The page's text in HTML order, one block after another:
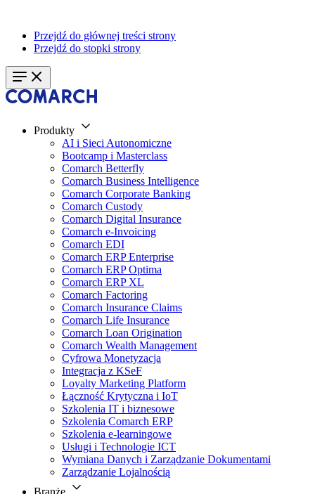
Przejdź do głównej treści strony
Przejdź do stopki strony
Produkty
AI i Sieci Autonomiczne
Bootcamp i Masterclass
Comarch Betterfly
Comarch Business Intelligence
Comarch Corporate Banking
Comarch Custody
Comarch Digital Insurance
Comarch e-Invoicing
Comarch EDI
Comarch ERP Enterprise
Comarch ERP Optima
Comarch ERP XL
Comarch Factoring
Comarch Insurance Claims
Comarch Life Insurance
Comarch Loan Origination
Comarch Wealth Management
Cyfrowa Monetyzacja
Integracja z KSeF
Loyalty Marketing Platform
Łączność Krytyczna i IoT
Szkolenia IT i biznesowe
Szkolenia Comarch ERP
Szkolenia e-learningowe
Usługi i Technologie ICT
Wymiana Danych i Zarządzanie Dokumentami
Zarządzanie Lojalnością
Branże